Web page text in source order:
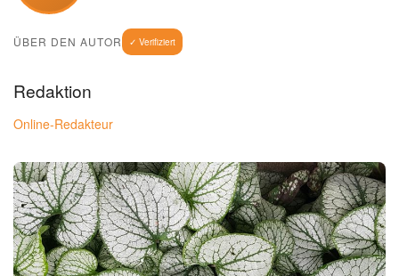
ÜBER DEN AUTOR ✓ Verifiziert
Redaktion
Online-Redakteur